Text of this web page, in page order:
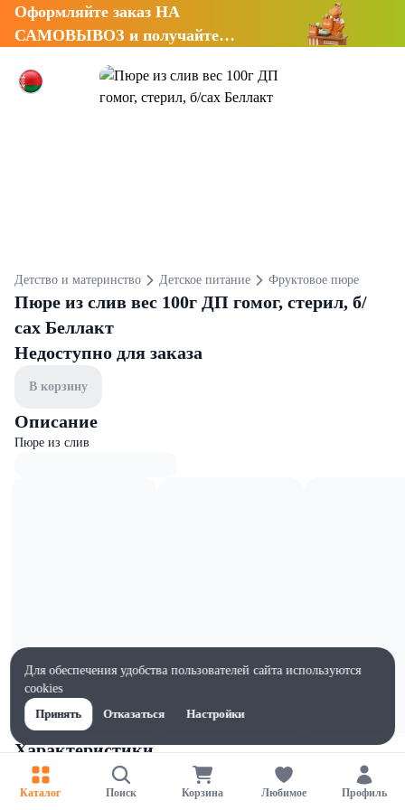
Оформляйте заказ НА
САМОВЫВОЗ и получайте
Детство и материнство Детское питание Фруктовое пюре
Пюре из слив вес 100г ДП гомог, стерил, б/
сах Беллакт
Недоступно для заказа
В корзину
Описание
Пюре из слив
Характеристики
Ширина, мм
55
Каталог Поиск Корзина Любимое Профиль
Для обеспечения удобства пользователей сайта используются
cookies
Принять
Отказаться Настройки